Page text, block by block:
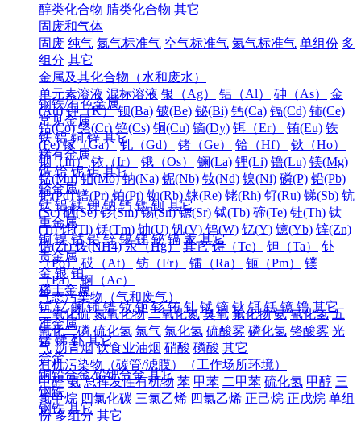
醇类化合物 腈类化合物 其它
固废和气体
固废 纯气 氮气标准气 空气标准气 氦气标准气 单组份 多
组分 其它
金属及其化合物（水和废水）
单元素溶液 混标溶液 银（Ag） 铝（Al） 砷（As）
金
(Au) 钾（K） 钡(Ba) 铍(Be) 铋(Bi) 钙(Ca) 镉(Cd) 铈(Ce)
钴(Co) 铬(Cr) 铯(Cs) 铜(Cu) 镝(Dy) 铒（Er） 铕(Eu) 铁
(Fe) 镓（Ga） 钆（Gd） 锗（Ge） 铪（Hf）
钬（Ho）
铟（In） 铱（Ir） 锇（Os） 镧(La) 锂(Li) 镥(Lu) 镁(Mg)
锰(Mn) 钼(Mo) 钠(Na) 铌(Nb) 钕(Nd) 镍(Ni) 磷(P) 铅(Pb)
钯(Pd) 镨(Pr) 铂(Pt) 铷(Rb) 铼(Re) 铑(Rh) 钌(Ru) 锑(Sb) 钪
(Sc) 硒(Se) 钐(Sm) 锡(Sn) 锶(Sr) 铽(Tb) 碲(Te) 钍(Th) 钛
(Ti) 铊(Tl) 铥(Tm) 铀(U) 钒(V) 钨(W) 钇(Y) 镱(Yb) 锌(Zn)
锆(Zr) 铵(NH4) 汞（Hg） 其它 锝（Tc） 钽（Ta）
钋
（Po） 砹（At） 钫（Fr） 镭（Ra） 钷（Pm）
镤
（Pa） 锕（Ac）
气态污染物（气和废气）
二氧化硫 氮氧化物 二氧化氮 臭氧 氟化物 氨 氰化氢 五
氧化二磷 硫化氢 氯气 氯化氢 硫酸雾 磷化氢 铬酸雾 光
气 沥青烟 饮食业油烟 硝酸 磷酸 其它
有机污染物（碳管/滤膜）（工作场所环境）
甲醛 氨 总挥发性有机物 苯 甲苯 二甲苯 硫化氢 甲醇 三
氯甲烷 四氯化碳 三氯乙烯 四氯乙烯 正己烷 正戊烷 单组
份 多组分 其它
钢铁/有色金属
常见金属
铁 铝 铜 锌 其它
稀有金属
锆 铪 铌 钽 其它
轻金属
钛 铝 镁 钾 钠 钙 锶 钡 其它
重金属
铜 镍 钴 铅 锌 锡 锑 铋 镉 汞 其它
贵金属
金 银 铂
稀土金属
钪 钇 镧 铈 镨 钕 钷 钐 铕 钆 铽 镝 钬 铒 铥 镱 镥 其它
准金属
锗 锑 钋 其它
合金
铜铅合金 铅钯合金 其它
钢铁
钢铁 其它